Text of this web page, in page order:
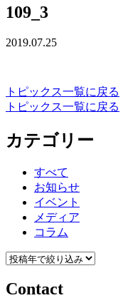
109_3
2019.07.25
トピックス一覧に戻る
トピックス一覧に戻る
カテゴリー
すべて
お知らせ
イベント
メディア
コラム
Contact